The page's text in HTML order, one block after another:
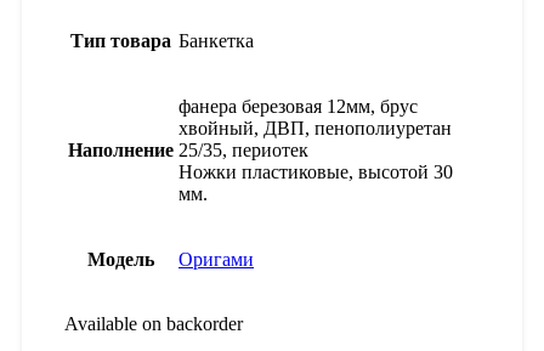
Тип товара Банкетка
Наполнение
фанера березовая 12мм, брус
хвойный, ДВП, пенополиуретан
25/35, периотек
Ножки пластиковые, высотой 30
мм.
Модель Оригами
Available on backorder